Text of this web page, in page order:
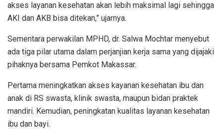
akses layanan kesehatan akan lebih maksimal lagi sehingga
AKI dan AKB bisa ditekan,” ujarnya.
Sementara perwakilan MPHD, dr. Salwa Mochtar menyebut
ada tiga pilar utama dalam perjanjian kerja sama yang dijajaki
pihaknya bersama Pemkot Makassar.
Pertama meningkatkan akses kayanan kesehatan ibu dan
anak di RS swasta, klinik swasta, maupun bidan praktek
mandiri. Kemudian, peningkatan kualitas layanan kesehatan
ibu dan bayi.